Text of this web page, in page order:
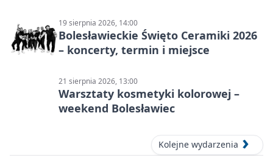
19 sierpnia 2026, 14:00
Bolesławieckie Święto Ceramiki 2026
– koncerty, termin i miejsce
21 sierpnia 2026, 13:00
Warsztaty kosmetyki kolorowej –
weekend Bolesławiec
Kolejne wydarzenia